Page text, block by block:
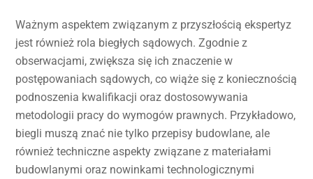
Ważnym aspektem związanym z przyszłością ekspertyz
jest również rola biegłych sądowych. Zgodnie z
obserwacjami, zwiększa się ich znaczenie w
postępowaniach sądowych, co wiąże się z koniecznością
podnoszenia kwalifikacji oraz dostosowywania
metodologii pracy do wymogów prawnych. Przykładowo,
biegli muszą znać nie tylko przepisy budowlane, ale
również techniczne aspekty związane z materiałami
budowlanymi oraz nowinkami technologicznymi